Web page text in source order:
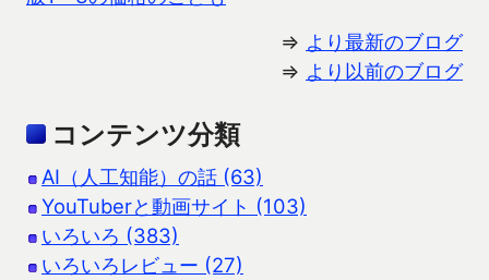
⇒ より最新のブログ
⇒ より以前のブログ
コンテンツ分類
AI（人工知能）の話 (63)
YouTuberと動画サイト (103)
いろいろ (383)
いろいろレビュー (27)